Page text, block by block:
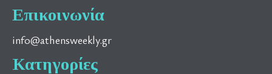
Επικοινωνία
info@athensweekly.gr
Κατηγορίες